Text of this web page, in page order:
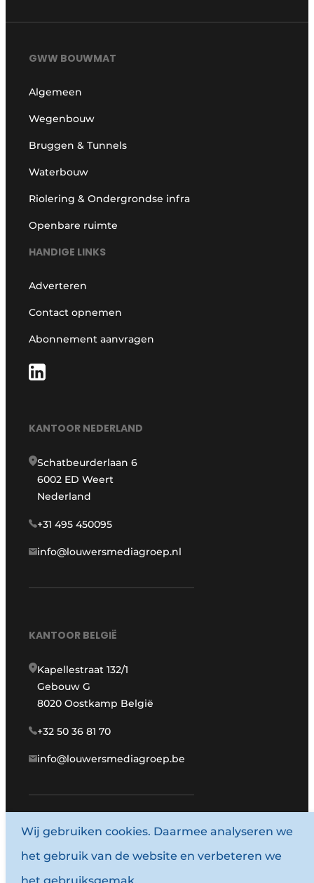
GWW BOUWMAT
Algemeen
Wegenbouw
Bruggen & Tunnels
Waterbouw
Riolering & Ondergrondse infra
Openbare ruimte
HANDIGE LINKS
Adverteren
Contact opnemen
Abonnement aanvragen
KANTOOR NEDERLAND
Schatbeurderlaan 6
6002 ED Weert
Nederland
+31 495 450095
info@louwersmediagroep.nl
KANTOOR BELGIË
Kapellestraat 132/1
Gebouw G
8020 Oostkamp België
+32 50 36 81 70
info@louwersmediagroep.be
www.louwersmediagroep.com
© 1987 - 2026 Louwersmediagroep.
Wij gebruiken cookies. Daarmee analyseren we
het gebruik van de website en verbeteren we